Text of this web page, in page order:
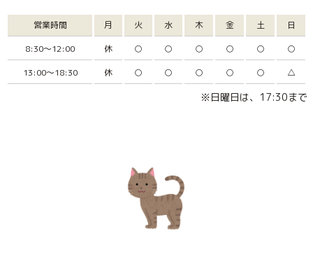
営業時間 月 火 水 木 金 土
日
8:30～12:00
休 ○ ○ ○ ○ ○
○
13:00～18:30
休 ○ ○ ○ ○ ○ △
※日曜日は、17:30まで